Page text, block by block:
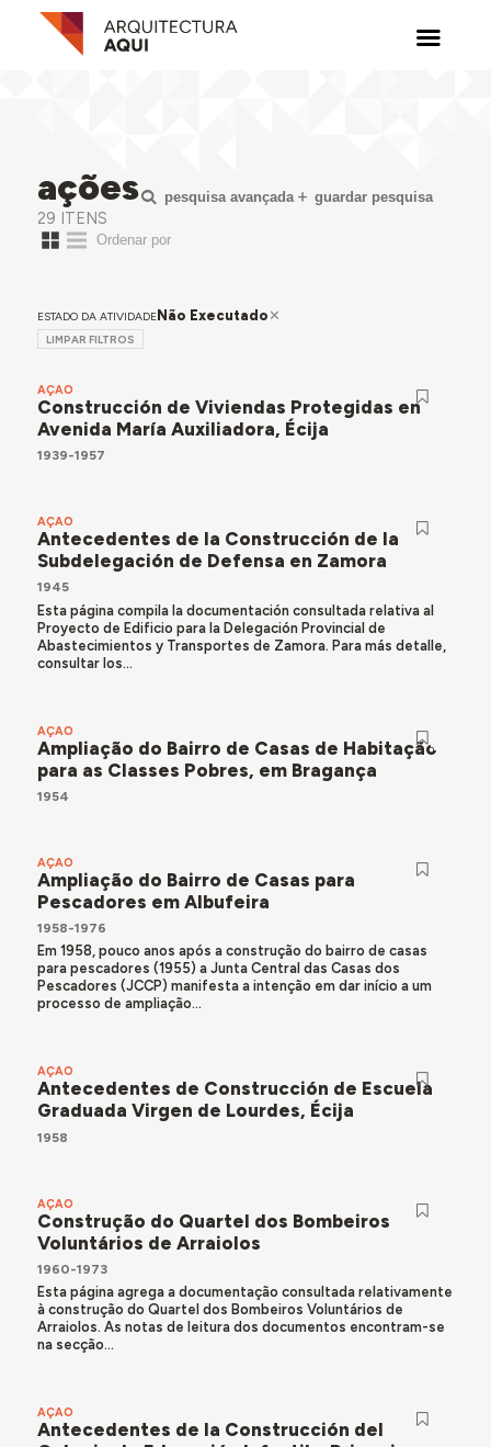
ações
29 ITENS
pesquisa avançada guardar pesquisa
ESTADO DA ATIVIDADENão Executado
LIMPAR FILTROS
AÇÃO
Construcción de Viviendas Protegidas en
Avenida María Auxiliadora, Écija
1939-1957
AÇÃO
Antecedentes de la Construcción de la
Subdelegación de Defensa en Zamora
1945
Esta página compila la documentación consultada relativa al
Proyecto de Edificio para la Delegación Provincial de
Abastecimientos y Transportes de Zamora. Para más detalle,
consultar los...
AÇÃO
Ampliação do Bairro de Casas de Habitação
para as Classes Pobres, em Bragança
1954
AÇÃO
Ampliação do Bairro de Casas para
Pescadores em Albufeira
1958-1976
Em 1958, pouco anos após a construção do bairro de casas
para pescadores (1955) a Junta Central das Casas dos
Pescadores (JCCP) manifesta a intenção em dar início a um
processo de ampliação...
AÇÃO
Antecedentes de Construcción de Escuela
Graduada Virgen de Lourdes, Écija
1958
AÇÃO
Construção do Quartel dos Bombeiros
Voluntários de Arraiolos
1960-1973
Esta página agrega a documentação consultada relativamente
à construção do Quartel dos Bombeiros Voluntários de
Arraiolos. As notas de leitura dos documentos encontram-se
na secção...
AÇÃO
Antecedentes de la Construcción del